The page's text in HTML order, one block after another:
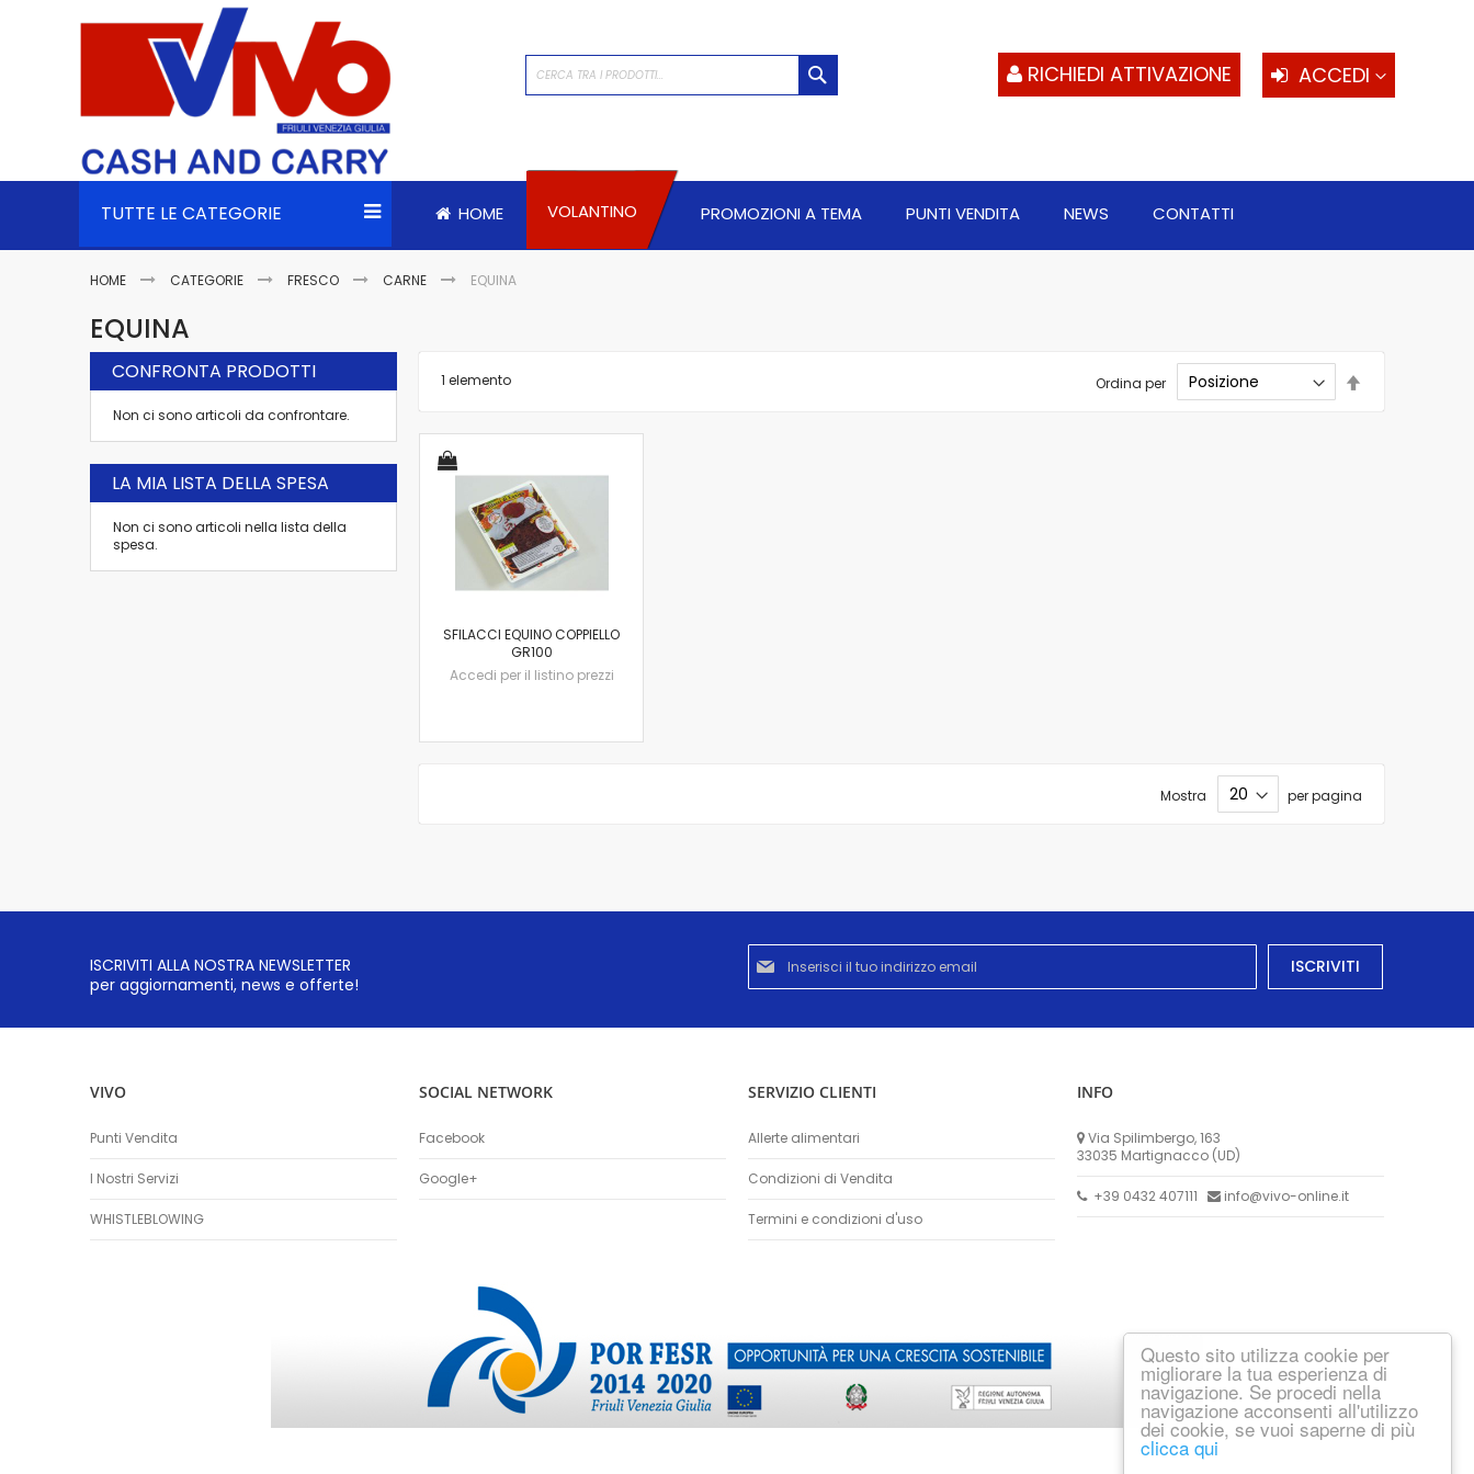
Questo sito utilizza cookie per
migliorare la tua esperienza di
navigazione. Se procedi nella
navigazione acconsenti all'utilizzo
dei cookie, se vuoi saperne di più
clicca qui
ACCEDI
RICHIEDI ATTIVAZIONE
TUTTE LE CATEGORIE HOME VOLANTINO PROMOZIONI A TEMA PUNTI VENDITA NEWS CONTATTI
HOME CATEGORIE FRESCO CARNE EQUINA
EQUINA
1 elemento Ordina per
direzione
SFILACCI EQUINO COPPIELLO
GR100
Accedi per il listino prezzi
Mostra per pagina
CONFRONTA PRODOTTI
Non ci sono articoli da confrontare.
LA MIA LISTA DELLA SPESA
Non ci sono articoli nella lista della
spesa.
ISCRIVITI ALLA NOSTRA NEWSLETTER
per aggiornamenti, news e offerte!
Iscriviti
alla
nostra
ISCRIVITI
VIVO
Punti Vendita
I Nostri Servizi
WHISTLEBLOWING
SOCIAL NETWORK
Facebook
Google+
SERVIZIO CLIENTI
Allerte alimentari
Condizioni di Vendita
Termini e condizioni d'uso
INFO
Via Spilimbergo, 163
33035 Martignacco (UD)
+39 0432 407111 info@vivo-online.it